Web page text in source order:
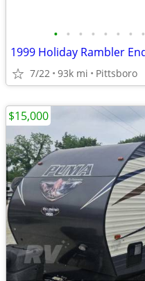
• • • • • • • •
7/22 93k mi Pittsboro
$15,000